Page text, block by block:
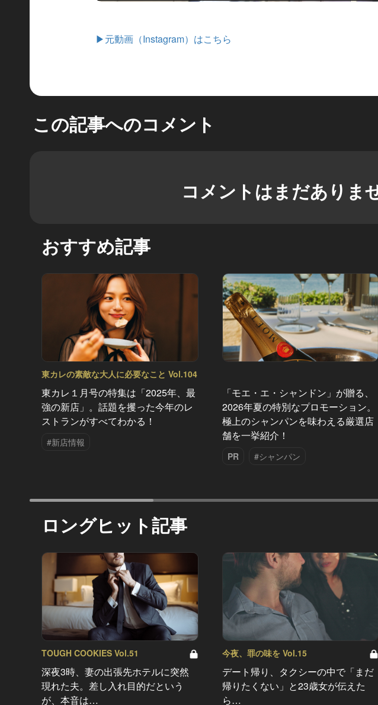
▶元動画（Instagram）はこちら
この記事へのコメント
コメントはまだありま
おすすめ記事
東カレの素敵な大人に必要なこと Vol.104
東カレ１月号の特集は「2025年、最
強の新店」。話題を攫った今年のレ
ストランがすべてわかる！
#新店情報
「モエ・エ・シャンドン」が贈る、
2026年夏の特別なプロモーション。
極上のシャンパンを味わえる厳選店
舗を一挙紹介！
PR #シャンパン
ロングヒット記事
TOUGH COOKIES Vol.51
深夜3時、妻の出張先ホテルに突然
現れた夫。差し入れ目的だという
が、本音は…
今夜、罪の味を Vol.15
デート帰り、タクシーの中で「まだ
帰りたくない」と23歳女が伝えた
ら…